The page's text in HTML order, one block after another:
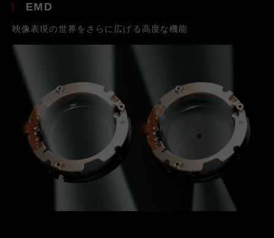
EMD
映像表現の世界をさらに広げる高度な機能